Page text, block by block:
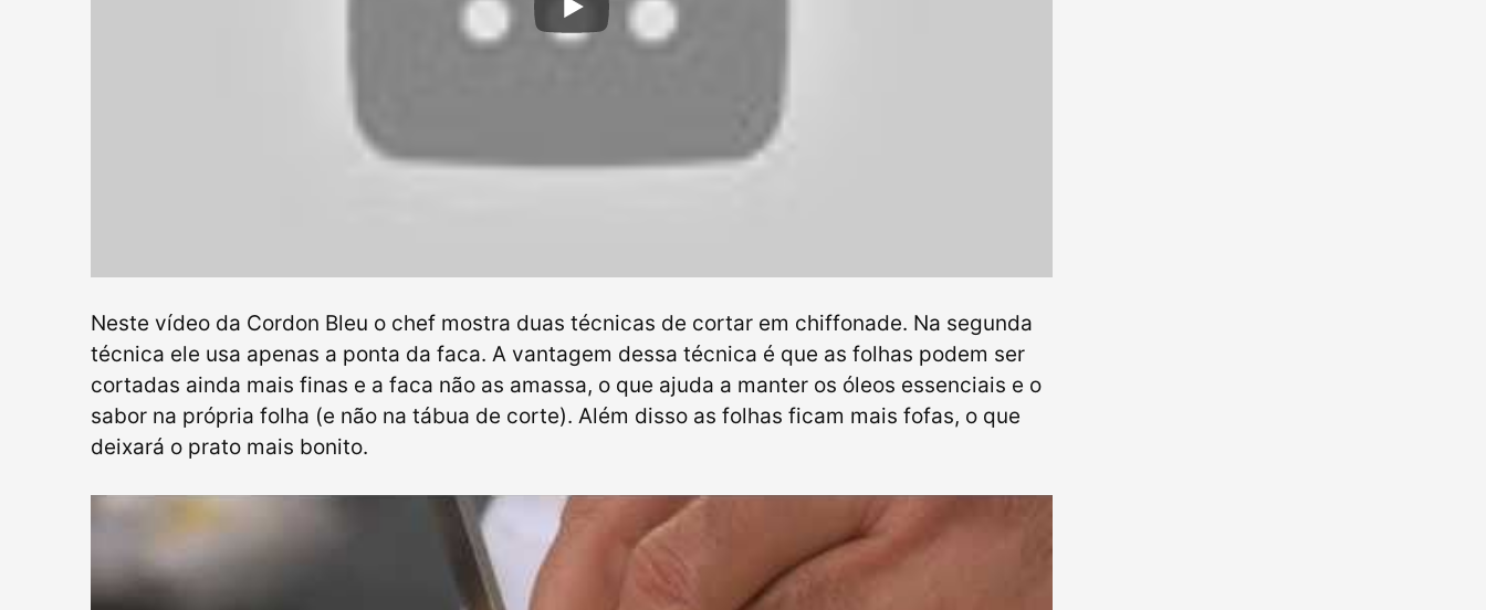
Neste vídeo da Cordon Bleu o chef mostra duas técnicas de cortar em chiffonade. Na segunda
técnica ele usa apenas a ponta da faca. A vantagem dessa técnica é que as folhas podem ser
cortadas ainda mais finas e a faca não as amassa, o que ajuda a manter os óleos essenciais e o
sabor na própria folha (e não na tábua de corte). Além disso as folhas ficam mais fofas, o que
deixará o prato mais bonito.